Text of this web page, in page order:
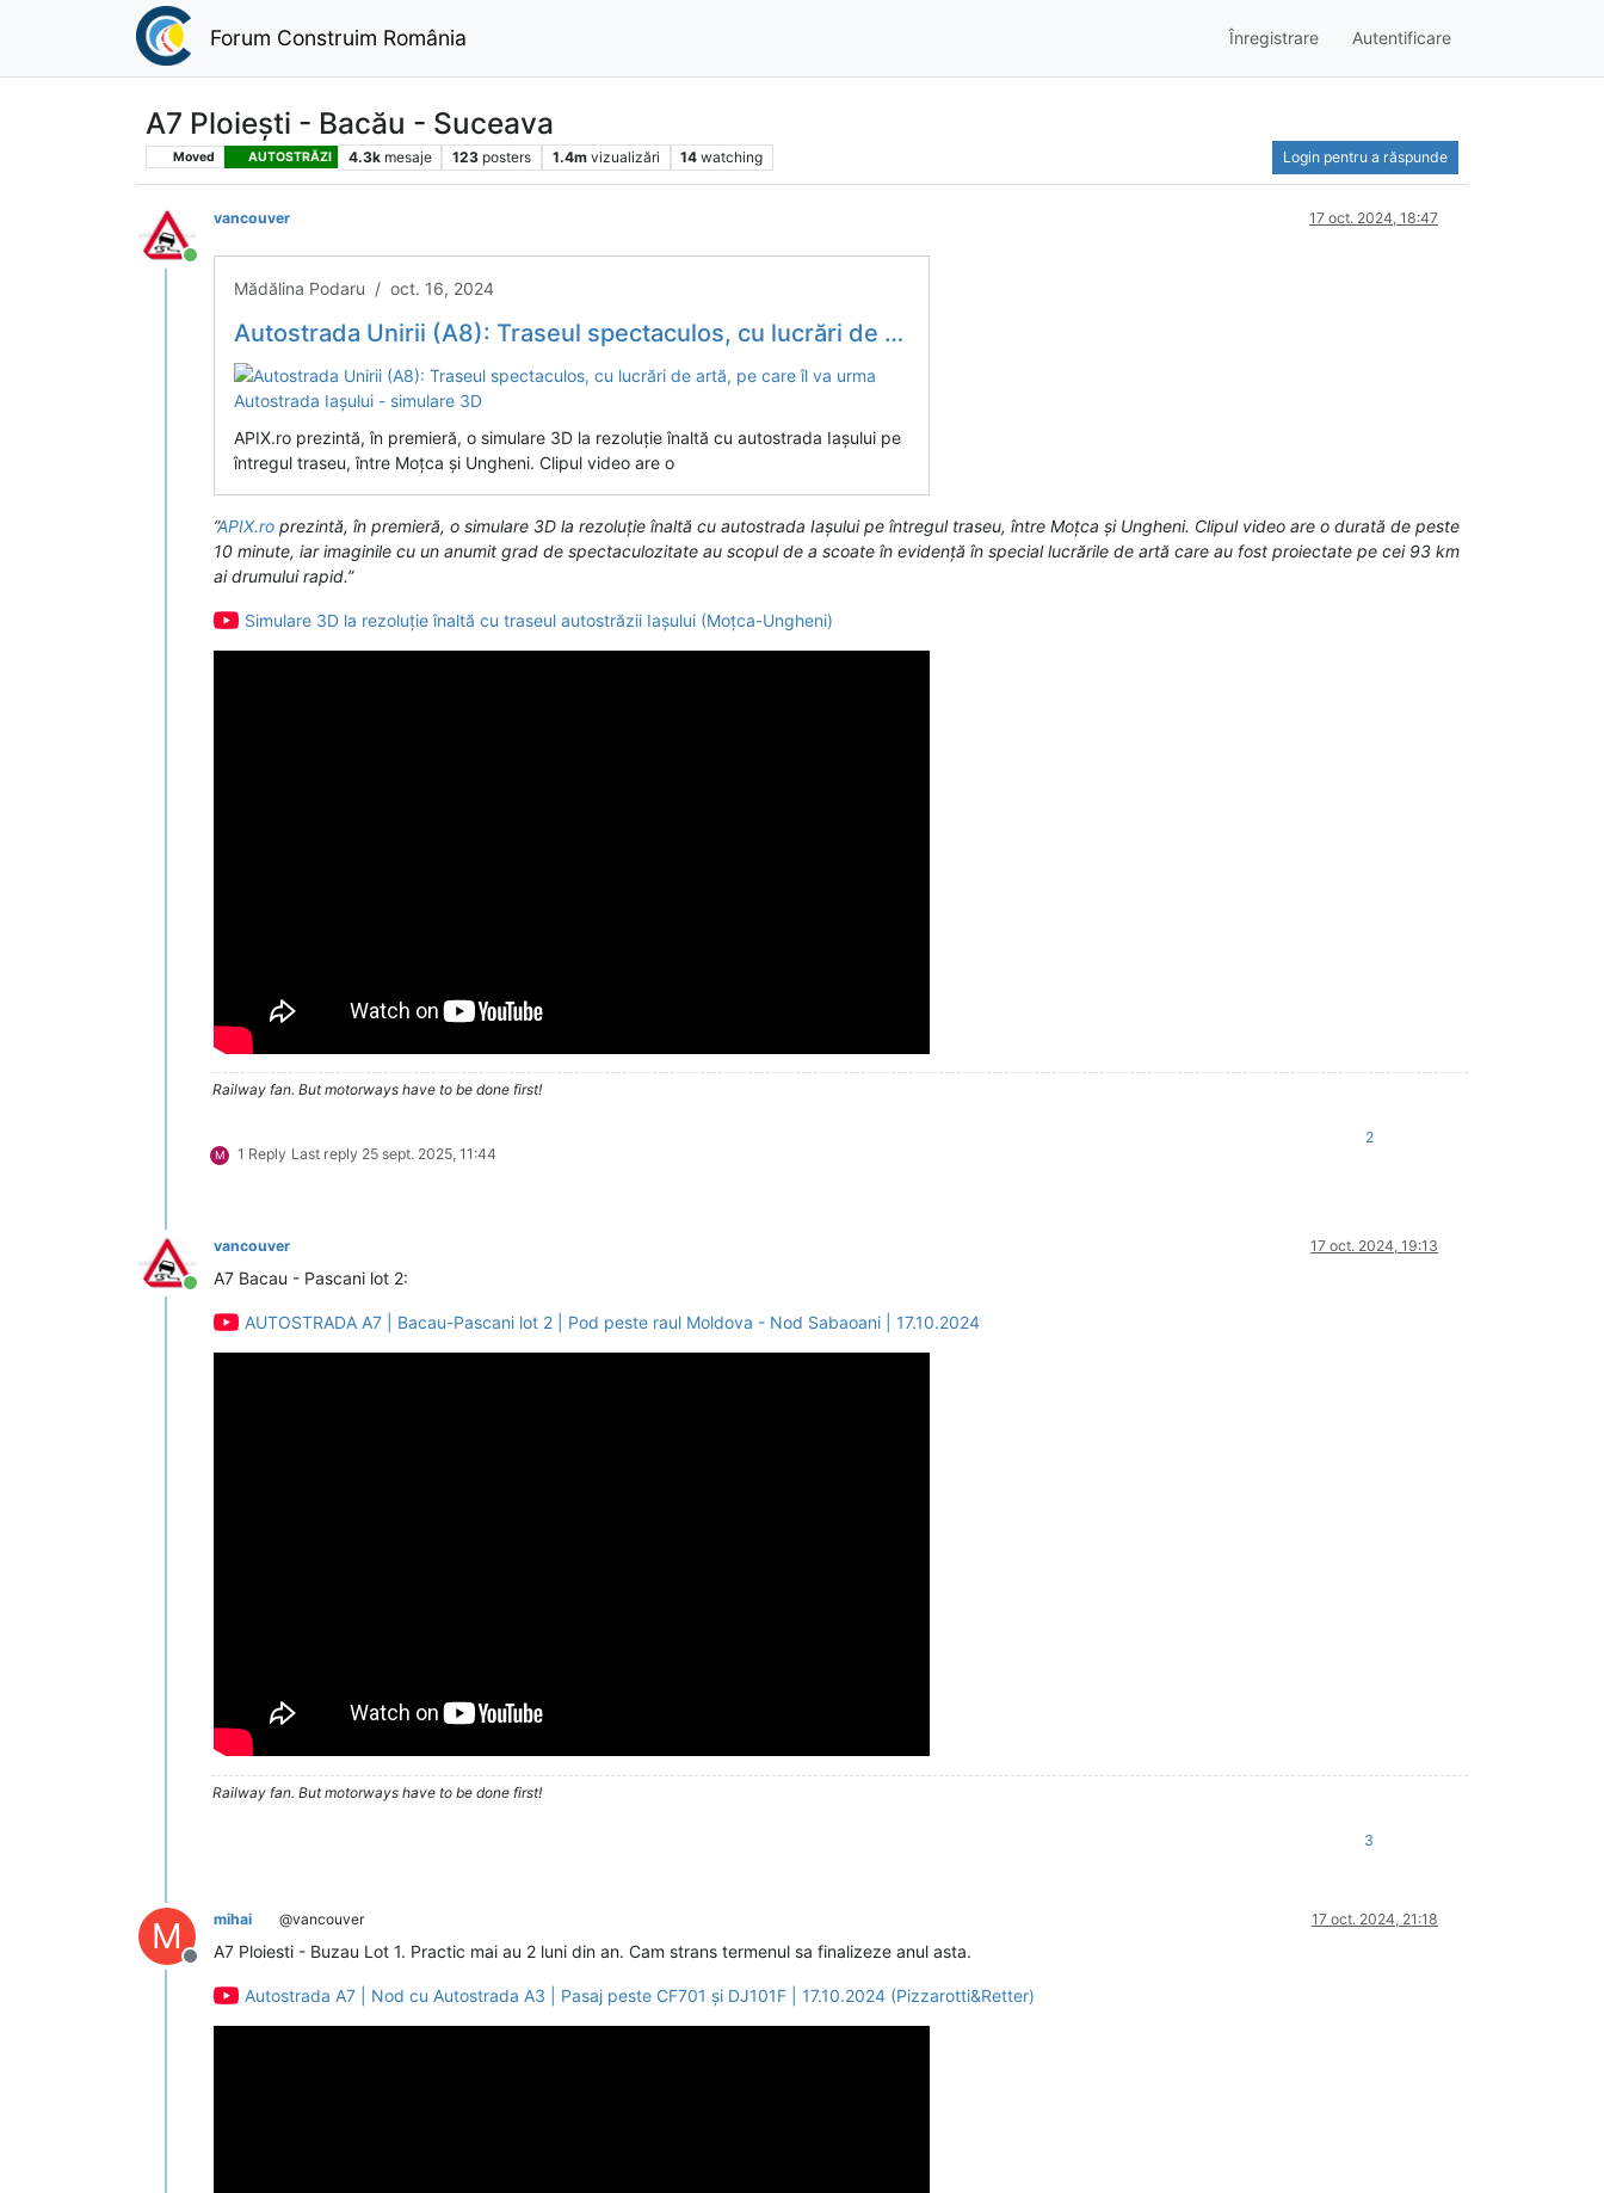
Forum Construim România Înregistrare Autentificare
A7 Ploiești - Bacău - Suceava
Moved AUTOSTRĂZI 4.3k mesaje 123 posters 1.4m vizualizări 14 watching Login pentru a răspunde
Conectat
vancouver 17 oct. 2024, 18:47
Mădălina Podaru / oct. 16, 2024
Autostrada Unirii (A8): Traseul spectaculos, cu lucrări de artă, pe care îl va urma Autostrada Iașului - simulare 3D
APIX.ro prezintă, în premieră, o simulare 3D la rezoluție înaltă cu autostrada Iașului pe
întregul traseu, între Moțca și Ungheni. Clipul video are o
”APIX.ro prezintă, în premieră, o simulare 3D la rezoluție înaltă cu autostrada Iașului pe întregul traseu, între Moțca și Ungheni. Clipul video are o durată de peste
10 minute, iar imaginile cu un anumit grad de spectaculozitate au scopul de a scoate în evidență în special lucrările de artă care au fost proiectate pe cei 93 km
ai drumului rapid.”
Simulare 3D la rezoluție înaltă cu traseul autostrăzii Iașului (Moțca-Ungheni)
Railway fan. But motorways have to be done first!
M 1 Reply Last reply 25 sept. 2025, 11:44
2
Conectat
vancouver 17 oct. 2024, 19:13
A7 Bacau - Pascani lot 2:
AUTOSTRADA A7 | Bacau-Pascani lot 2 | Pod peste raul Moldova - Nod Sabaoani | 17.10.2024
Railway fan. But motorways have to be done first!
3
M
Deconectat
mihai @vancouver 17 oct. 2024, 21:18
A7 Ploiesti - Buzau Lot 1. Practic mai au 2 luni din an. Cam strans termenul sa finalizeze anul asta.
Autostrada A7 | Nod cu Autostrada A3 | Pasaj peste CF701 și DJ101F | 17.10.2024 (Pizzarotti&Retter)